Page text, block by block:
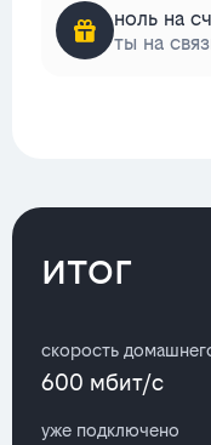
ноль на
ты на
итог
скорость
600 мбит/с
уже подключено